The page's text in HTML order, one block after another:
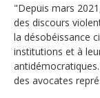
"Depuis mars
des discours
la désobéissance
institutions et à
des avocates